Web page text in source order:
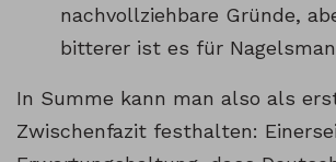
nachvollziehbare Gründe,
bitterer ist es für
In Summe kann man also als
Zwischenfazit festhalten: